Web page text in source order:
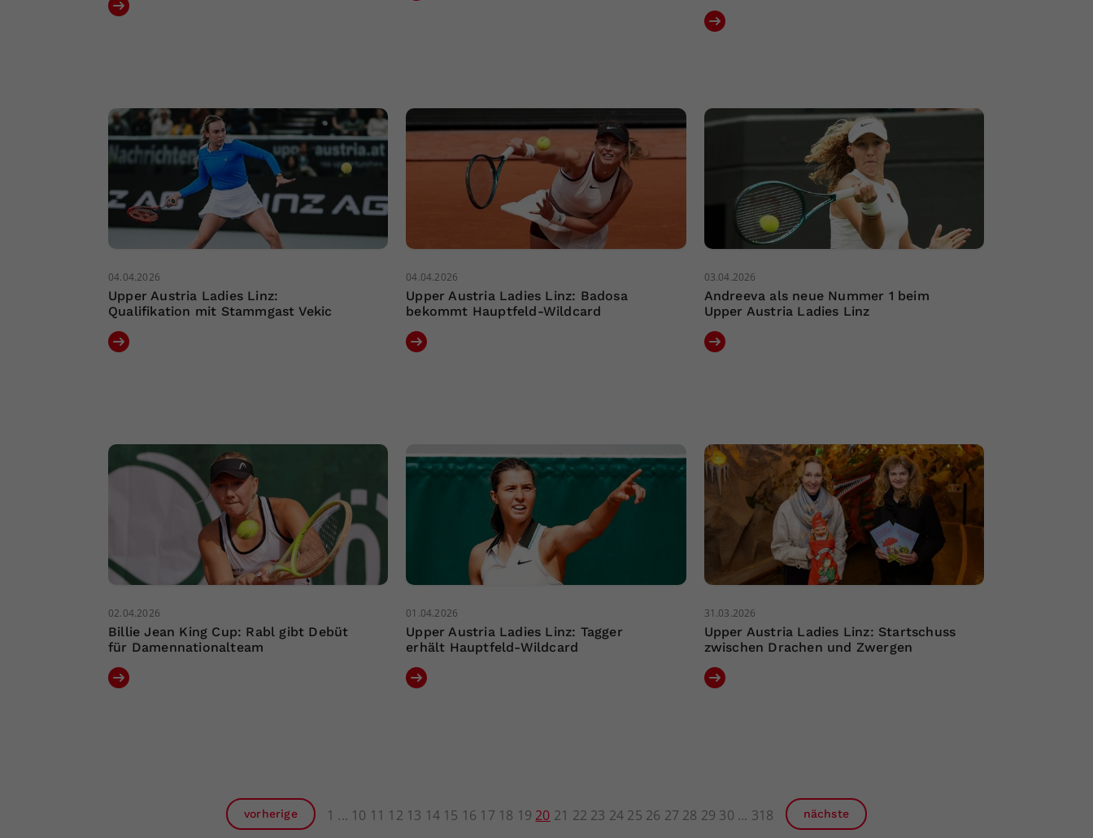
04.04.2026
Upper Austria Ladies Linz:
Qualifikation mit Stammgast Vekic
04.04.2026
Upper Austria Ladies Linz: Badosa
bekommt Hauptfeld-Wildcard
03.04.2026
Andreeva als neue Nummer 1 beim
Upper Austria Ladies Linz
02.04.2026
Billie Jean King Cup: Rabl gibt Debüt
für Damennationalteam
01.04.2026
Upper Austria Ladies Linz: Tagger
erhält Hauptfeld-Wildcard
31.03.2026
Upper Austria Ladies Linz: Startschuss
zwischen Drachen und Zwergen
vorherige 1 10 11 12 13 14 15 16 17 18 19 20 21 22 23 24 25 26 27 28 29 30 318 nächste